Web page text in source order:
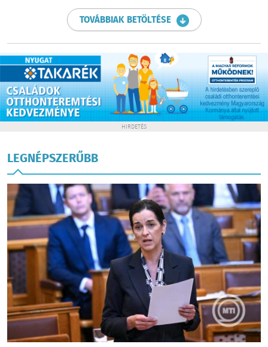
TOVÁBBIAK BETÖLTÉSE
HIRDETÉS
LEGNÉPSZERŰBB